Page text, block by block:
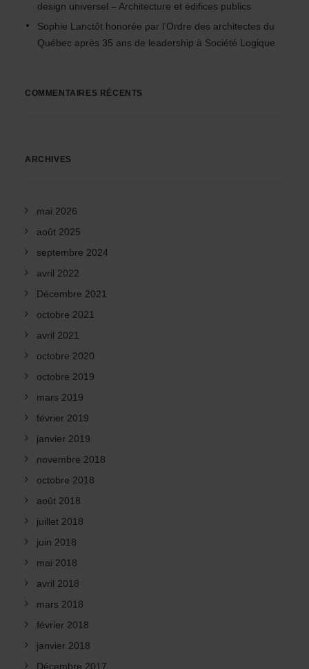
design universel – Architecture et édifices publics
Sophie Lanctôt honorée par l’Ordre des architectes du
Québec après 35 ans de leadership à Société Logique
COMMENTAIRES RÉCENTS
ARCHIVES
mai 2026
août 2025
septembre 2024
avril 2022
Décembre 2021
octobre 2021
avril 2021
octobre 2020
octobre 2019
mars 2019
février 2019
janvier 2019
novembre 2018
octobre 2018
août 2018
juillet 2018
juin 2018
mai 2018
avril 2018
mars 2018
février 2018
janvier 2018
Décembre 2017